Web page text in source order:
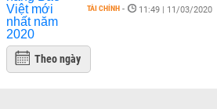
TÀI CHÍNH - 11:49 | 11/03/2020
Theo ngày